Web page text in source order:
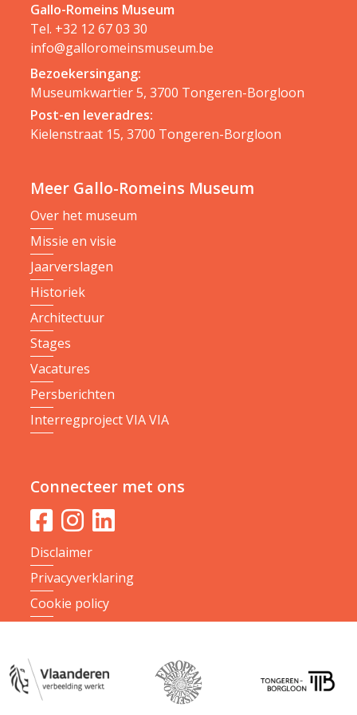
Gallo-Romeins Museum
Tel. +32 12 67 03 30
info@galloromeinsmuseum.be
Bezoekersingang:
Museumkwartier 5, 3700 Tongeren-Borgloon
Post-en leveradres:
Kielenstraat 15, 3700 Tongeren-Borgloon
Meer Gallo-Romeins Museum
Over het museum
Missie en visie
Jaarverslagen
Historiek
Architectuur
Stages
Vacatures
Persberichten
Interregproject VIA VIA
Connecteer met ons
Disclaimer
Privacyverklaring
Cookie policy